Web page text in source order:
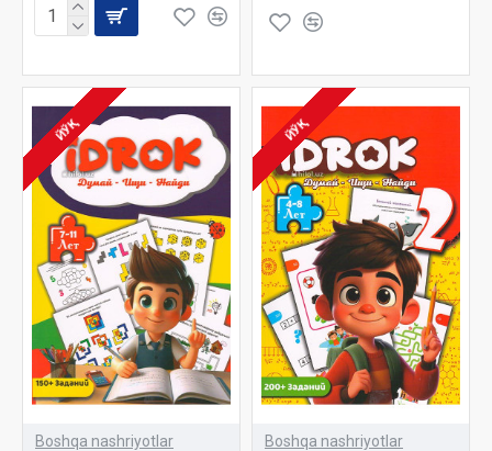
ЙЎҚ
Boshqa nashriyotlar
ЙЎҚ
Boshqa nashriyotlar